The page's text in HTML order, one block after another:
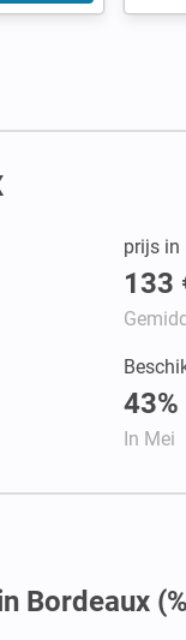
prijs in
133
43%
In Mei
Bordeaux